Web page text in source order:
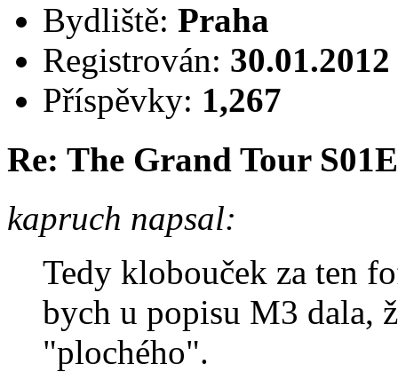
Bydliště: Praha
Registrován: 30.01.2012
Příspěvky: 1,267
Re: The Grand Tour
kapruch napsal:
Tedy klobouček za ten
bych u popisu M3 dala,
"plochého".